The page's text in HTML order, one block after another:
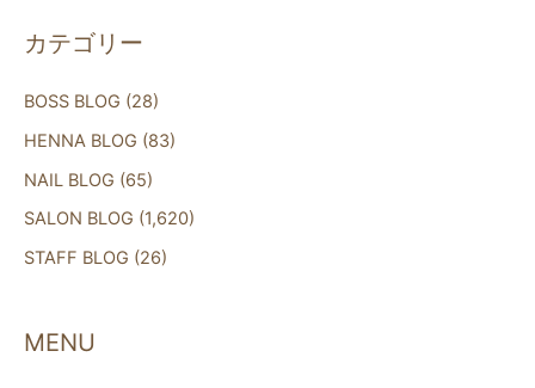
カテゴリー
BOSS BLOG (28)
HENNA BLOG (83)
NAIL BLOG (65)
SALON BLOG (1,620)
STAFF BLOG (26)
MENU